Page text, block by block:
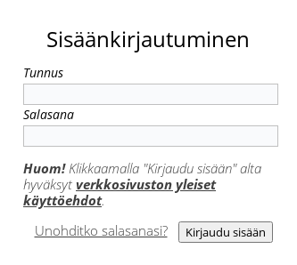
Sisäänkirjautuminen
Tunnus
Salasana
Huom!Klikkaamalla "Kirjaudu sisään" alta
hyväksyt verkkosivuston yleiset
käyttöehdot.
Unohditko salasanasi?